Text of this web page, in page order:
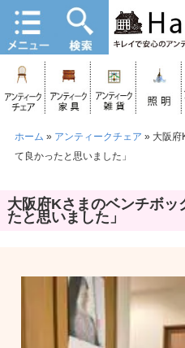
ホーム » アンティークチェア » 大阪府
て良かったと思いました」
大阪府Kさまのベンチボッ
たと思いました」